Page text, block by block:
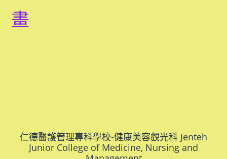
畫
仁德醫護管理專科學校-健康美容觀光科 Jenteh
Junior College of Medicine, Nursing and